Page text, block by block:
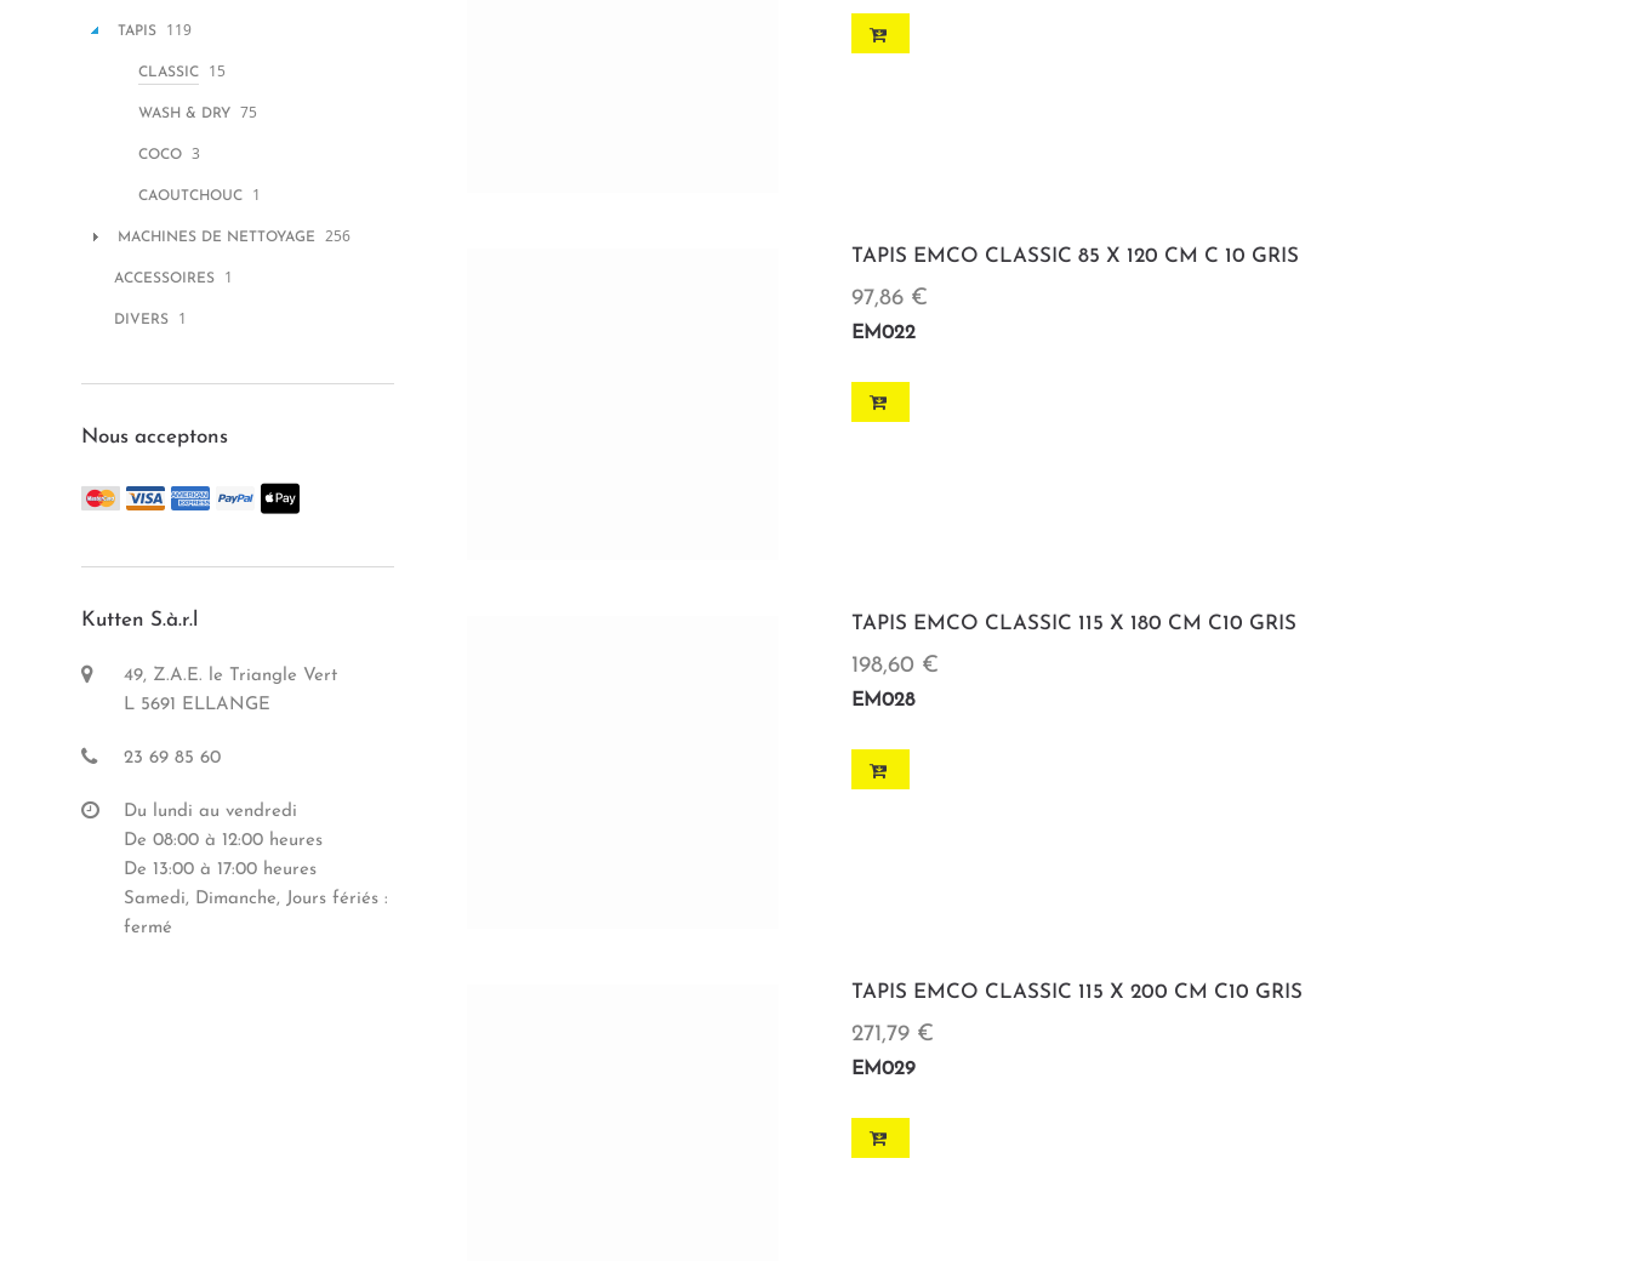
TAPIS EMCO CLASSIC 85 X 120 CM C 10 GRIS
97,86 €
EM022
TAPIS EMCO CLASSIC 115 X 180 CM C10 GRIS
198,60 €
EM028
TAPIS EMCO CLASSIC 115 X 200 CM C10 GRIS
271,79 €
EM029
TAPIS 119
CLASSIC 15
WASH & DRY 75
COCO 3
CAOUTCHOUC 1
MACHINES DE NETTOYAGE 256
ACCESSOIRES 1
DIVERS 1
Nous acceptons
Kutten S.à.r.l
49, Z.A.E. le Triangle Vert
L 5691 ELLANGE
23 69 85 60
Du lundi au vendredi
De 08:00 à 12:00 heures
De 13:00 à 17:00 heures
Samedi, Dimanche, Jours fériés :
fermé